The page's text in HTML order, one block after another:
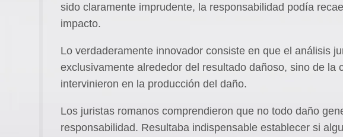
sido claramente imprudente, la responsabilidad podía
impacto.
Lo verdaderamente innovador consiste en que el análisis
exclusivamente alrededor del resultado dañoso, sino de la
intervinieron en la producción del daño.
Los juristas romanos comprendieron que no todo daño
responsabilidad. Resultaba indispensable establecer si